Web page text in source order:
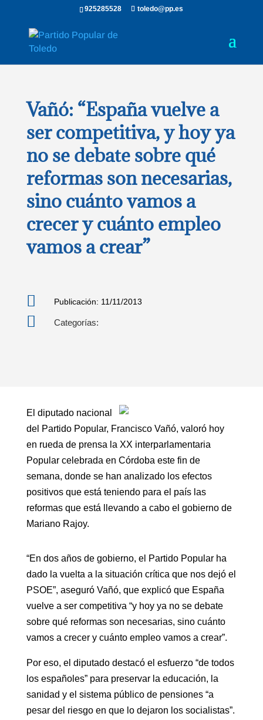
925285528 toledo@pp.es
Vañó: “España vuelve a
ser competitiva, y hoy ya
no se debate sobre qué
reformas son necesarias,
sino cuánto vamos a
crecer y cuánto empleo
vamos a crear”
 Publicación: 11/11/2013
 Categorías:
El diputado nacional
del Partido Popular, Francisco Vañó, valoró hoy
en rueda de prensa la XX interparlamentaria
Popular celebrada en Córdoba este fin de
semana, donde se han analizado los efectos
positivos que está teniendo para el país las
reformas que está llevando a cabo el gobierno de
Mariano Rajoy.
“En dos años de gobierno, el Partido Popular ha
dado la vuelta a la situación crítica que nos dejó el
PSOE”, aseguró Vañó, que explicó que España
vuelve a ser competitiva “y hoy ya no se debate
sobre qué reformas son necesarias, sino cuánto
vamos a crecer y cuánto empleo vamos a crear”.
Por eso, el diputado destacó el esfuerzo “de todos
los españoles” para preservar la educación, la
sanidad y el sistema público de pensiones “a
pesar del riesgo en que lo dejaron los socialistas”.